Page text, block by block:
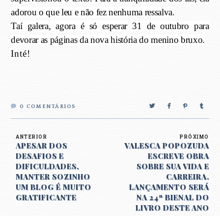
adorou o que leu e não fez nenhuma ressalva.
Taí galera, agora é só esperar 31 de outubro para
devorar as páginas da nova história do menino bruxo.
Inté!
0 COMENTÁRIOS
ANTERIOR
APESAR DOS
DESAFIOS E
DIFICULDADES,
MANTER SOZINHO
UM BLOG É MUITO
GRATIFICANTE
PRÓXIMO
VALESCA POPOZUDA
ESCREVE OBRA
SOBRE SUA VIDA E
CARREIRA.
LANÇAMENTO SERÁ
NA 24ª BIENAL DO
LIVRO DESTE ANO